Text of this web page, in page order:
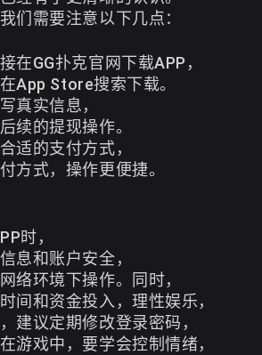
们需要注意以下几点：
在GG扑克官网下载APP，
App Store搜索下载。
真实信息，
续的提现操作。
适的支付方式，
方式，操作更便捷。
时，
息和账户安全，
络环境下操作。同时，
间和资金投入，理性娱乐，
建议定期修改登录密码，
游戏中，要学会控制情绪，